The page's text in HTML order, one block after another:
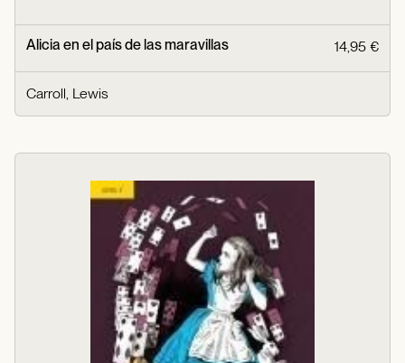
Alicia en el país de las maravillas 14,95 €
Carroll, Lewis